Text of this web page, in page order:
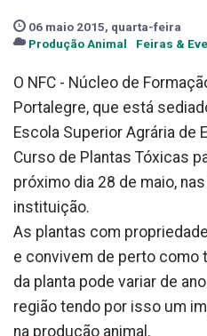
06 maio 2015, quarta-feira
Produção Animal
Feiras &
O NFC - Núcleo de
Portalegre, que está
Escola Superior Agrária de
Curso de Plantas Tóxicas
próximo dia 28 de maio,
instituição.
As plantas com
e convivem de perto como
da planta pode variar de
região tendo por isso um
na produção animal.